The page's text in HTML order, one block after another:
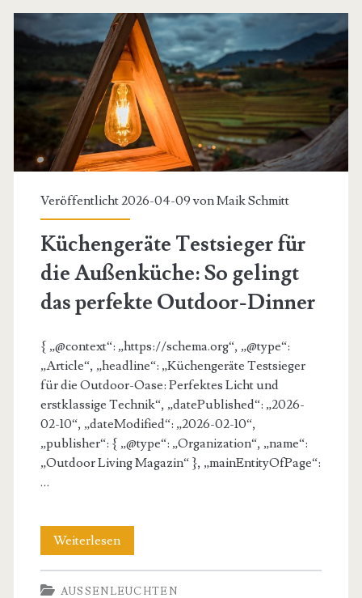
Lichtreflexion
und
Farbwirkung
Veröffentlicht 2026-04-09 vonMaik Schmitt
Küchengeräte Testsieger für
die Außenküche: So gelingt
das perfekte Outdoor-Dinner
{ „@context“: „https://schema.org“, „@type“:
„Article“, „headline“: „Küchengeräte Testsieger
für die Outdoor-Oase: Perfektes Licht und
erstklassige Technik“, „datePublished“: „2026-
02-10“, „dateModified“: „2026-02-10“,
„publisher“: { „@type“: „Organization“, „name“:
„Outdoor Living Magazin“ }, „mainEntityOfPage“:
…
WeiterlesenKüchengeräte
Testsieger
AUSSENLEUCHTEN